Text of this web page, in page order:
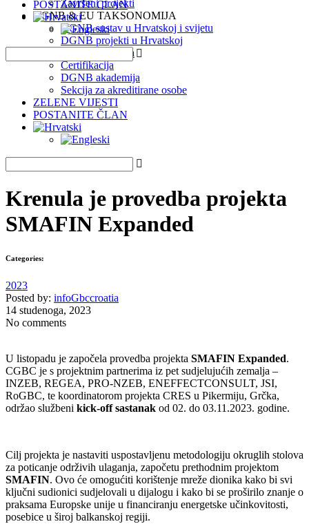
Završeni projekti
DGNB & EU TAKSONOMIJA
DGNB sustav u Hrvatskoj i svijetu
DGNB projekti u Hrvatskoj
EU Taksonomija
Certifikacija
DGNB akademija
Sekcija za akreditirane osobe
ZELENE VIJESTI
POSTANITE ČLAN
POSTANITE ČLAN
Krenula je provedba projekta
SMAFIN Expanded
Categories:
2023
Posted by: infoGbccroatia
14 studenoga, 2023
No comments
U listopadu je započela provedba projekta SMAFIN Expanded.
CGBC je s projektnim partnerima iz pet sudjelujućih zemalja –
INZEB, REGEA, PRO-NZEB, ENEFFECTCONSULT, JSI,
RoGBC, te koordinatorom projekta CRES u Pikermiju, Grčka,
održao službeni kick-off sastanak od 02. do 03.11.2023. godine.
Cilj projekta je nastaviti uspostavljenu metodologiju okruglih stolova
za poticanje održivih ulaganja, započetu prethodnim projektom
SMAFIN. Ovo će omogućiti korištenje mreže dionika kako bi svi
ključni sudionici sudjelovali u dijalogu i kako bi se proširilo znanje o
praksama Europske unije u financiranju energetske učinkovitosti,
posebice u široj balkanskoj regiji.